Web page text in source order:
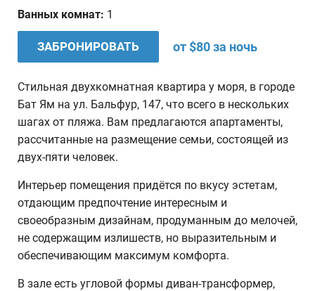
Ванных комнат: 1
ЗАБРОНИРОВАТЬ от $80 за ночь
Стильная двухкомнатная квартира у моря, в городе
Бат Ям на ул. Бальфур, 147, что всего в нескольких
шагах от пляжа. Вам предлагаются апартаменты,
рассчитанные на размещение семьи, состоящей из
двух-пяти человек.
Интерьер помещения придётся по вкусу эстетам,
отдающим предпочтение интересным и
своеобразным дизайнам, продуманным до мелочей,
не содержащим излишеств, но выразительным и
обеспечивающим максимум комфорта.
В зале есть угловой формы диван-трансформер,